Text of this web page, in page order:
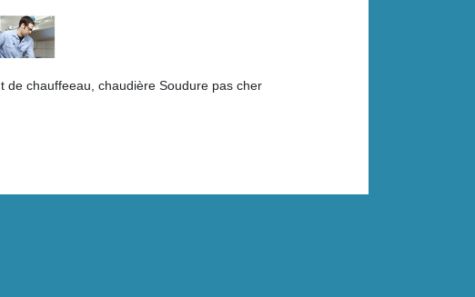
de chauffeeau, chaudière Soudure pas cher